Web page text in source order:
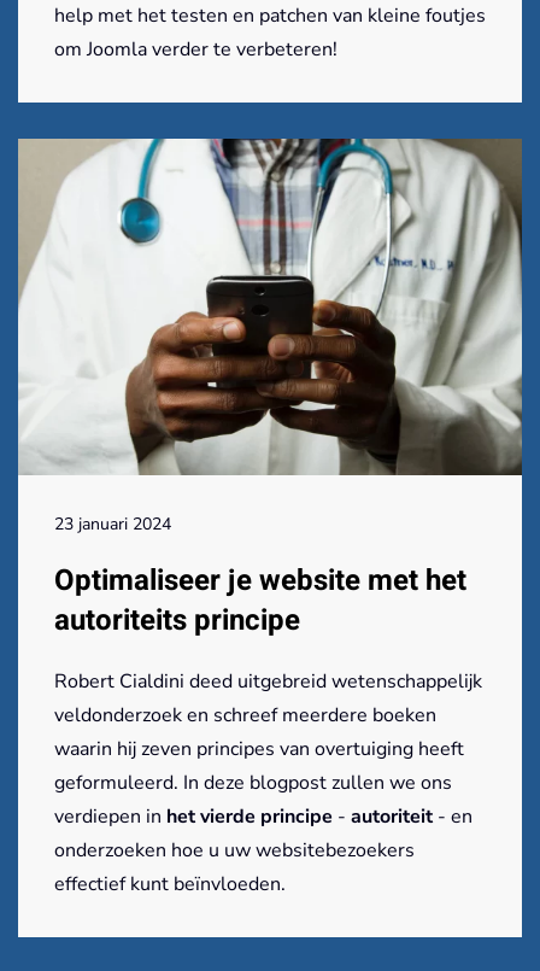
help met het testen en patchen van kleine foutjes
om Joomla verder te verbeteren!
23 januari 2024
Optimaliseer je website met het
autoriteits principe
Robert Cialdini deed uitgebreid wetenschappelijk
veldonderzoek en schreef meerdere boeken
waarin hij zeven principes van overtuiging heeft
geformuleerd. In deze blogpost zullen we ons
verdiepen in het vierde principe - autoriteit- en
onderzoeken hoe u uw websitebezoekers
effectief kunt beïnvloeden.